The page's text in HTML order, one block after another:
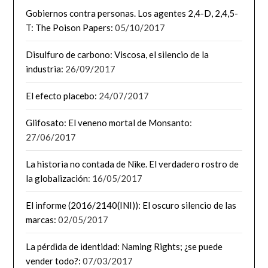
Gobiernos contra personas. Los agentes 2,4-D, 2,4,5-
T: The Poison Papers: 05/10/2017
Disulfuro de carbono: Viscosa, el silencio de la
industria: 26/09/2017
El efecto placebo: 24/07/2017
Glifosato: El veneno mortal de Monsanto:
27/06/2017
La historia no contada de Nike. El verdadero rostro de
la globalización: 16/05/2017
El informe (2016/2140(INI)): El oscuro silencio de las
marcas: 02/05/2017
La pérdida de identidad: Naming Rights; ¿se puede
vender todo?: 07/03/2017